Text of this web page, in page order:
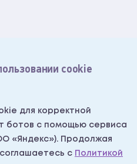
данных
данных
рассылок
cookie
для корректной
ботов с помощью сервиса
«Яндекс»). Продолжая
с Политикой